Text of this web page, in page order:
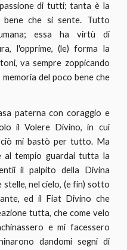
di tutti; tanta è la
bene che si sente. Tutto
essa ha virtù di
l'opprime, (le) forma la
va sempre zoppicando
del poco bene che
paterna con coraggio e
il Volere Divino, in cui
mi bastò per tutto. Ma
al tempio guardai tutta la
il palpito della Divina
stelle, nel cielo, (e fin) sotto
ed il Fiat Divino che
tutta, che come velo
e mi facessero
dandomi segni di